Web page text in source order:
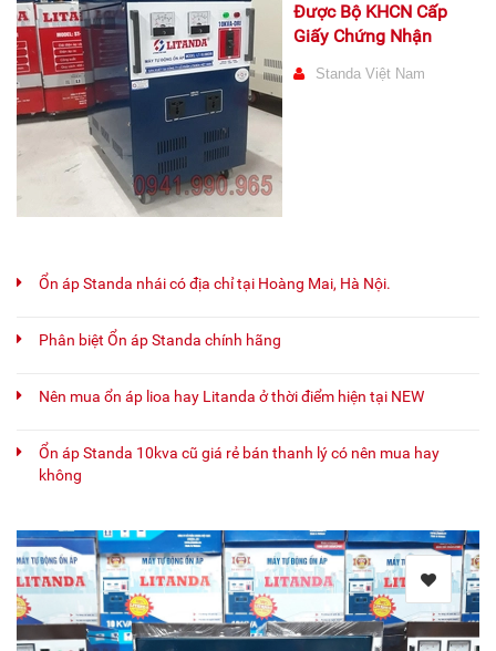
Được Bộ KHCN Cấp
Giấy Chứng Nhận
Standa Việt Nam
Ổn áp Standa nhái có địa chỉ tại Hoàng Mai, Hà Nội.
Phân biệt Ổn áp Standa chính hãng
Nên mua ổn áp lioa hay Litanda ở thời điểm hiện tại NEW
Ổn áp Standa 10kva cũ giá rẻ bán thanh lý có nên mua hay
không